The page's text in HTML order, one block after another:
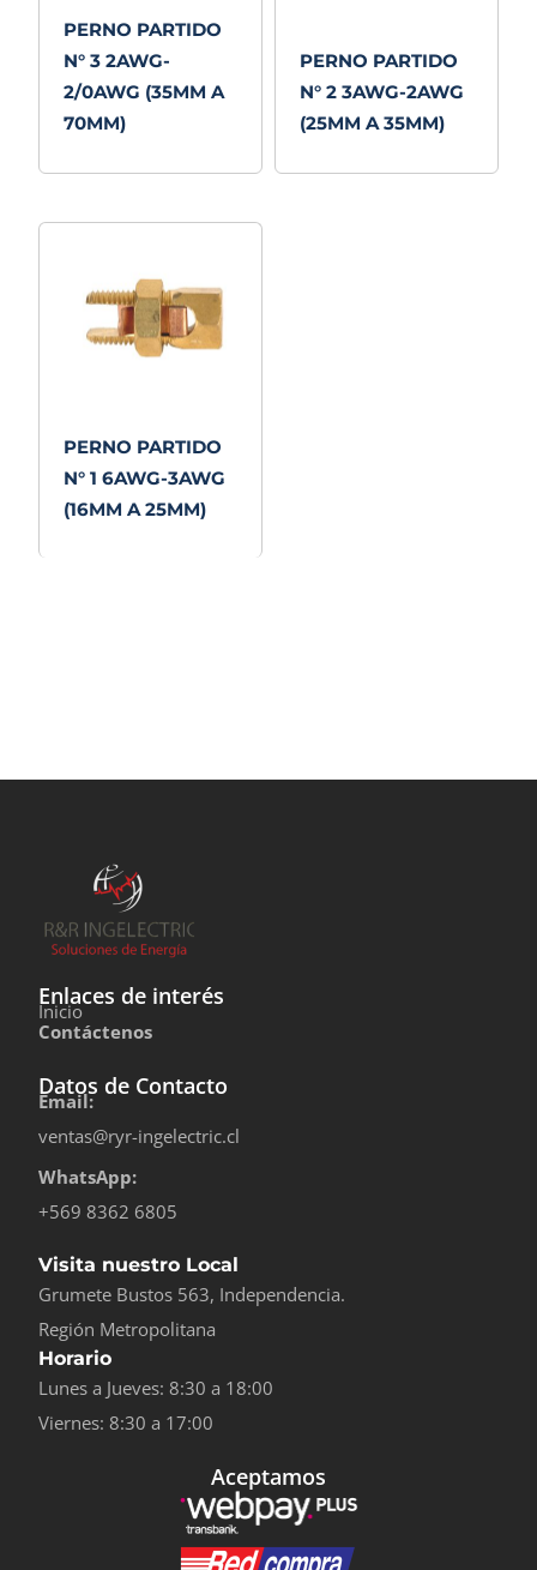
PERNO PARTIDO
N° 3 2AWG-
2/0AWG (35MM A
70MM)
PERNO PARTIDO
N° 2 3AWG-2AWG
(25MM A 35MM)
PERNO PARTIDO
N° 1 6AWG-3AWG
(16MM A 25MM)
Enlaces de interés
Inicio
Contáctenos
Datos de Contacto
Email:
ventas@ryr-ingelectric.cl
WhatsApp:
+569 8362 6805
Visita nuestro Local
Grumete Bustos 563, Independencia.
Región Metropolitana
Horario
Lunes a Jueves: 8:30 a 18:00
Viernes: 8:30 a 17:00
Aceptamos